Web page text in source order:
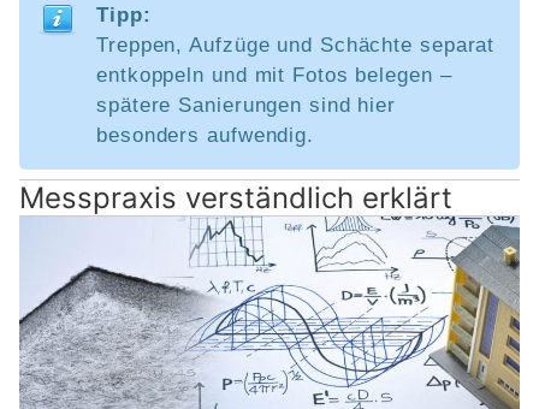
Tipp:
Treppen, Aufzüge und Schächte separat
entkoppeln und mit Fotos belegen –
spätere Sanierungen sind hier
besonders aufwendig.
Messpraxis verständlich erklärt